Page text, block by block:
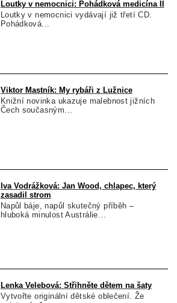
Loutky v nemocnici: Pohádková medicína II
Loutky v nemocnici vydávají již třetí CD.
Pohádková...
Viktor Mastník: My rybáři z Lužnice
Knižní novinka ukazuje malebnost jižních
Čech současným...
Iva Vodrážková: Jan Wood, chlapec, který
zasadil strom
Napůl báje, napůl skutečný příběh –
hluboká minulost Austrálie...
Lenka Velebová: Střihněte dětem na šaty
Vytvořte originální dětské oblečení. Že